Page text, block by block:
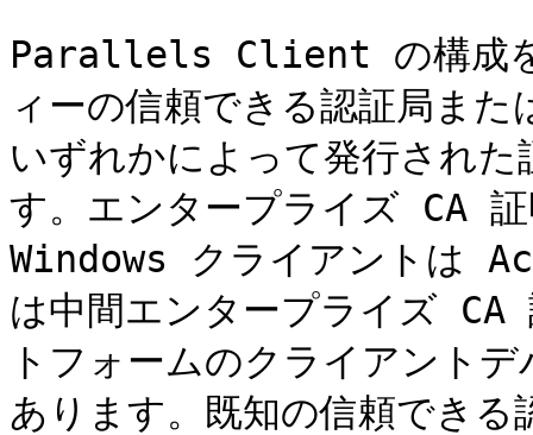
Parallels Client の構成を
ィーの信頼できる認証局ま
いずれかによって発行され
す。エンタープライズ CA
Windows クライアントは
は中間エンタープライズ CA
トフォームのクライアント
あります。既知の信頼でき